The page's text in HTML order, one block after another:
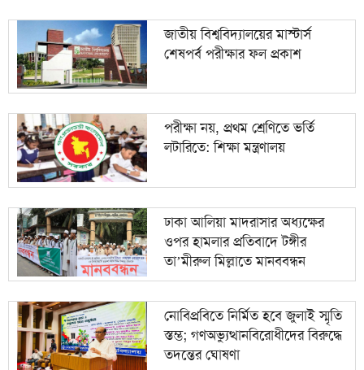
জাতীয় বিশ্ববিদ্যালয়ের মাস্টার্স
শেষপর্ব পরীক্ষার ফল প্রকাশ
পরীক্ষা নয়, প্রথম শ্রেণিতে ভর্তি
লটারিতে: শিক্ষা মন্ত্রণালয়
ঢাকা আলিয়া মাদরাসার অধ্যক্ষের
ওপর হামলার প্রতিবাদে টঙ্গীর
তা’মীরুল মিল্লাতে মানববন্ধন
নোবিপ্রবিতে নির্মিত হবে জুলাই স্মৃতি
স্তম্ভ; গণঅভ্যুত্থানবিরোধীদের বিরুদ্ধে
তদন্তের ঘোষণা